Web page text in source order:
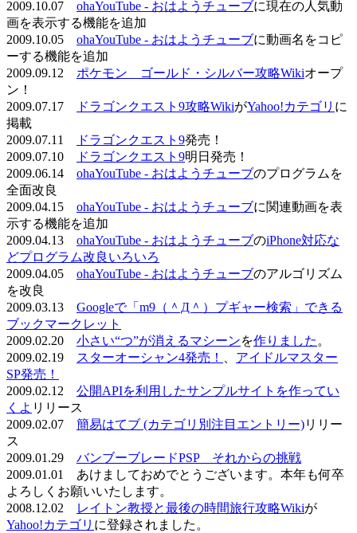
2009.10.07 ohaYouTube - おはようチューブに現在の人気動
画を表示する機能を追加
2009.10.05 ohaYouTube - おはようチューブに動画名をコピ
ーする機能を追加
2009.09.12 ポケモン ゴールド・シルバー攻略Wikiオープ
ン！
2009.07.17
ドラゴンクエスト9攻略WikiがYahoo!カテゴリ に
掲載
2009.07.11
ドラゴンクエスト9発売！
2009.07.10
ドラゴンクエスト9明日発売！
2009.06.14 ohaYouTube - おはようチューブのプログラムを
全面改良
2009.04.15 ohaYouTube - おはようチューブに関連動画を表
示する機能を追加
2009.04.13 ohaYouTube - おはようチューブのiPhone対応な
どプログラム改良いろいろ
2009.04.05 ohaYouTube - おはようチューブのアルゴリズム
を改良
2009.03.13 Googleで「m9（＾Д＾）プギャー検索」できる
ブックマークレット
2009.02.20 小さい“つ”が消えるマシーンを作りました 。
2009.02.19
スターオーシャン4発売！
アイドルマスター
SP発売！
2009.02.12 公開APIを利用したサンプルサイトを作ってい
くよ リリース
2009.02.07 簡易はてブ (カテゴリ別注目エントリー)リリー
ス
2009.01.29 バンブーブレードPSP それからの挑戦
2009.01.01 あけましておめでとうございます。本年も何卒
よろしくお願いいたします。
2008.12.02
レイトン教授と最後の時間旅行攻略Wikiが
Yahoo!カテゴリ に登録されました。